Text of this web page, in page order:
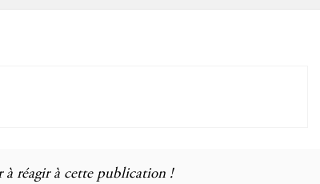
à réagir à cette publication !